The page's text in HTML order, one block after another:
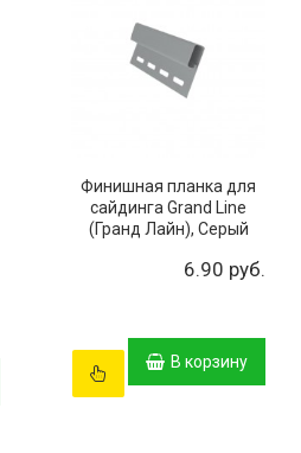
Финишная планка для
сайдинга Grand Line
(Гранд Лайн), Серый
6.90 руб.
В корзину